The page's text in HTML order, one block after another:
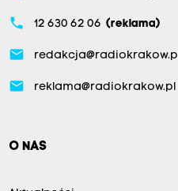
phone 12 630 62 06 (reklama)
email redakcja@radiokrakow.pl
email reklama@radiokrakow.pl
O NAS